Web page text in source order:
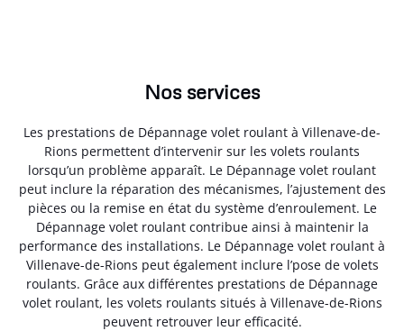
Nos services
Les prestations de Dépannage volet roulant à Villenave-de-
Rions permettent d’intervenir sur les volets roulants
lorsqu’un problème apparaît. Le Dépannage volet roulant
peut inclure la réparation des mécanismes, l’ajustement des
pièces ou la remise en état du système d’enroulement. Le
Dépannage volet roulant contribue ainsi à maintenir la
performance des installations. Le Dépannage volet roulant à
Villenave-de-Rions peut également inclure l’pose de volets
roulants. Grâce aux différentes prestations de Dépannage
volet roulant, les volets roulants situés à Villenave-de-Rions
peuvent retrouver leur efficacité.